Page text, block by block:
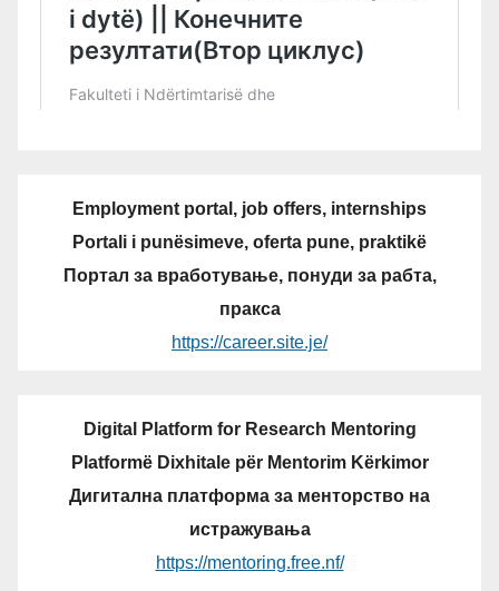
Employment portal, job offers, internships
Portali i punësimeve, oferta pune, praktikë
Портал за вработување, понуди за рабта,
пракса
https://career.site.je/
Digital Platform for Research Mentoring
Platformë Dixhitale për Mentorim Kërkimor
Дигитална платформа за менторство на
истражувања
https://mentoring.free.nf/